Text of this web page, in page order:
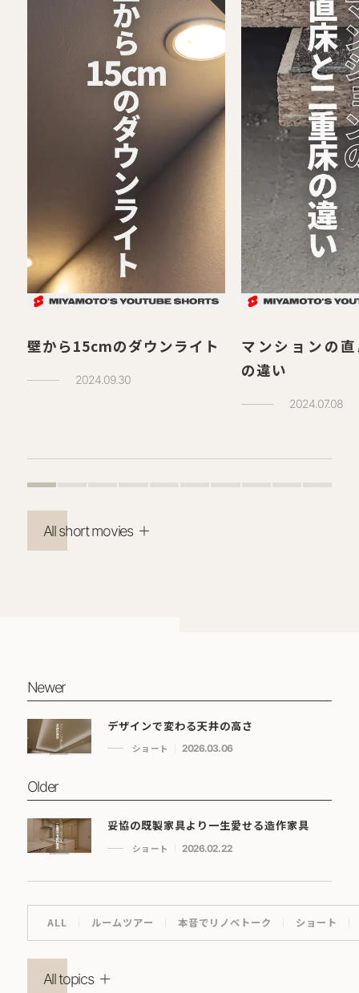
壁から15cmのダウンライト
2024.09.30
マンションの
の違い
2024.07.08
All short movies
Newer
デザインで変わる天井の高さ
ショート 2026.03.06
Older
妥協の既製家具より一生愛せる造作家具
ショート 2026.02.22
ALL ルームツアー 本音でリノベトーク ショート
All topics